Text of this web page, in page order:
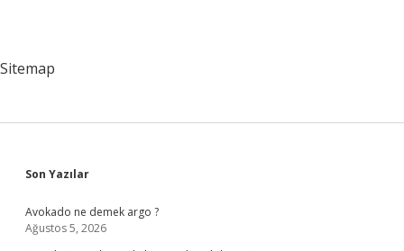
Sitemap
Sidebar
Son Yazılar
Avokado ne demek argo ?
Ağustos 5, 2026